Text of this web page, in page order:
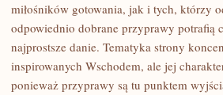
PERFUMY
DAMSKIE
miłośników gotowania, jak i tych, którzy
odpowiednio dobrane przyprawy potrafią
najprostsze danie. Tematyka strony
inspirowanych Wschodem, ale jej
ponieważ przyprawy są tu punktem